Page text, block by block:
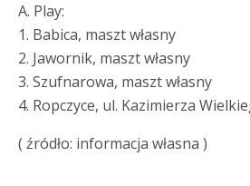
A. Play:
1. Babica, maszt własny
2. Jawornik, maszt własny
3. Szufnarowa, maszt własny
4. Ropczyce, ul. Kazimierza
( źródło: informacja własna )